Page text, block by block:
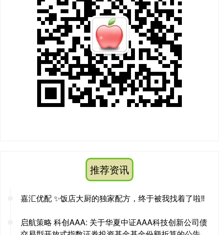
推荐资讯
嘉汇优配 ✨饭店大厨的独家配方，终于被我找着了啦‼️
启航策略 科创AAA: 关于华夏中证AAA科技创新公司债